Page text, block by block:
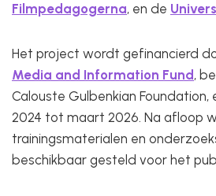
Filmpedagogerna, en de
Het project wordt gefinancierd
Media and Information Fund ,
Calouste Gulbenkian
2024 tot maart 2026. Na afloop
trainingsmaterialen en
beschikbaar gesteld voor het